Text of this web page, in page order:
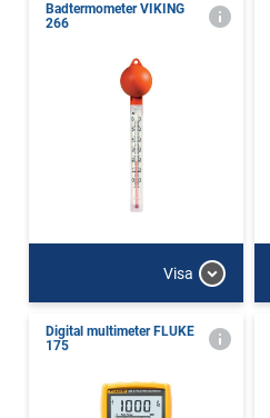
Badtermometer VIKING
266
Visa
Digital multimeter FLUKE
175